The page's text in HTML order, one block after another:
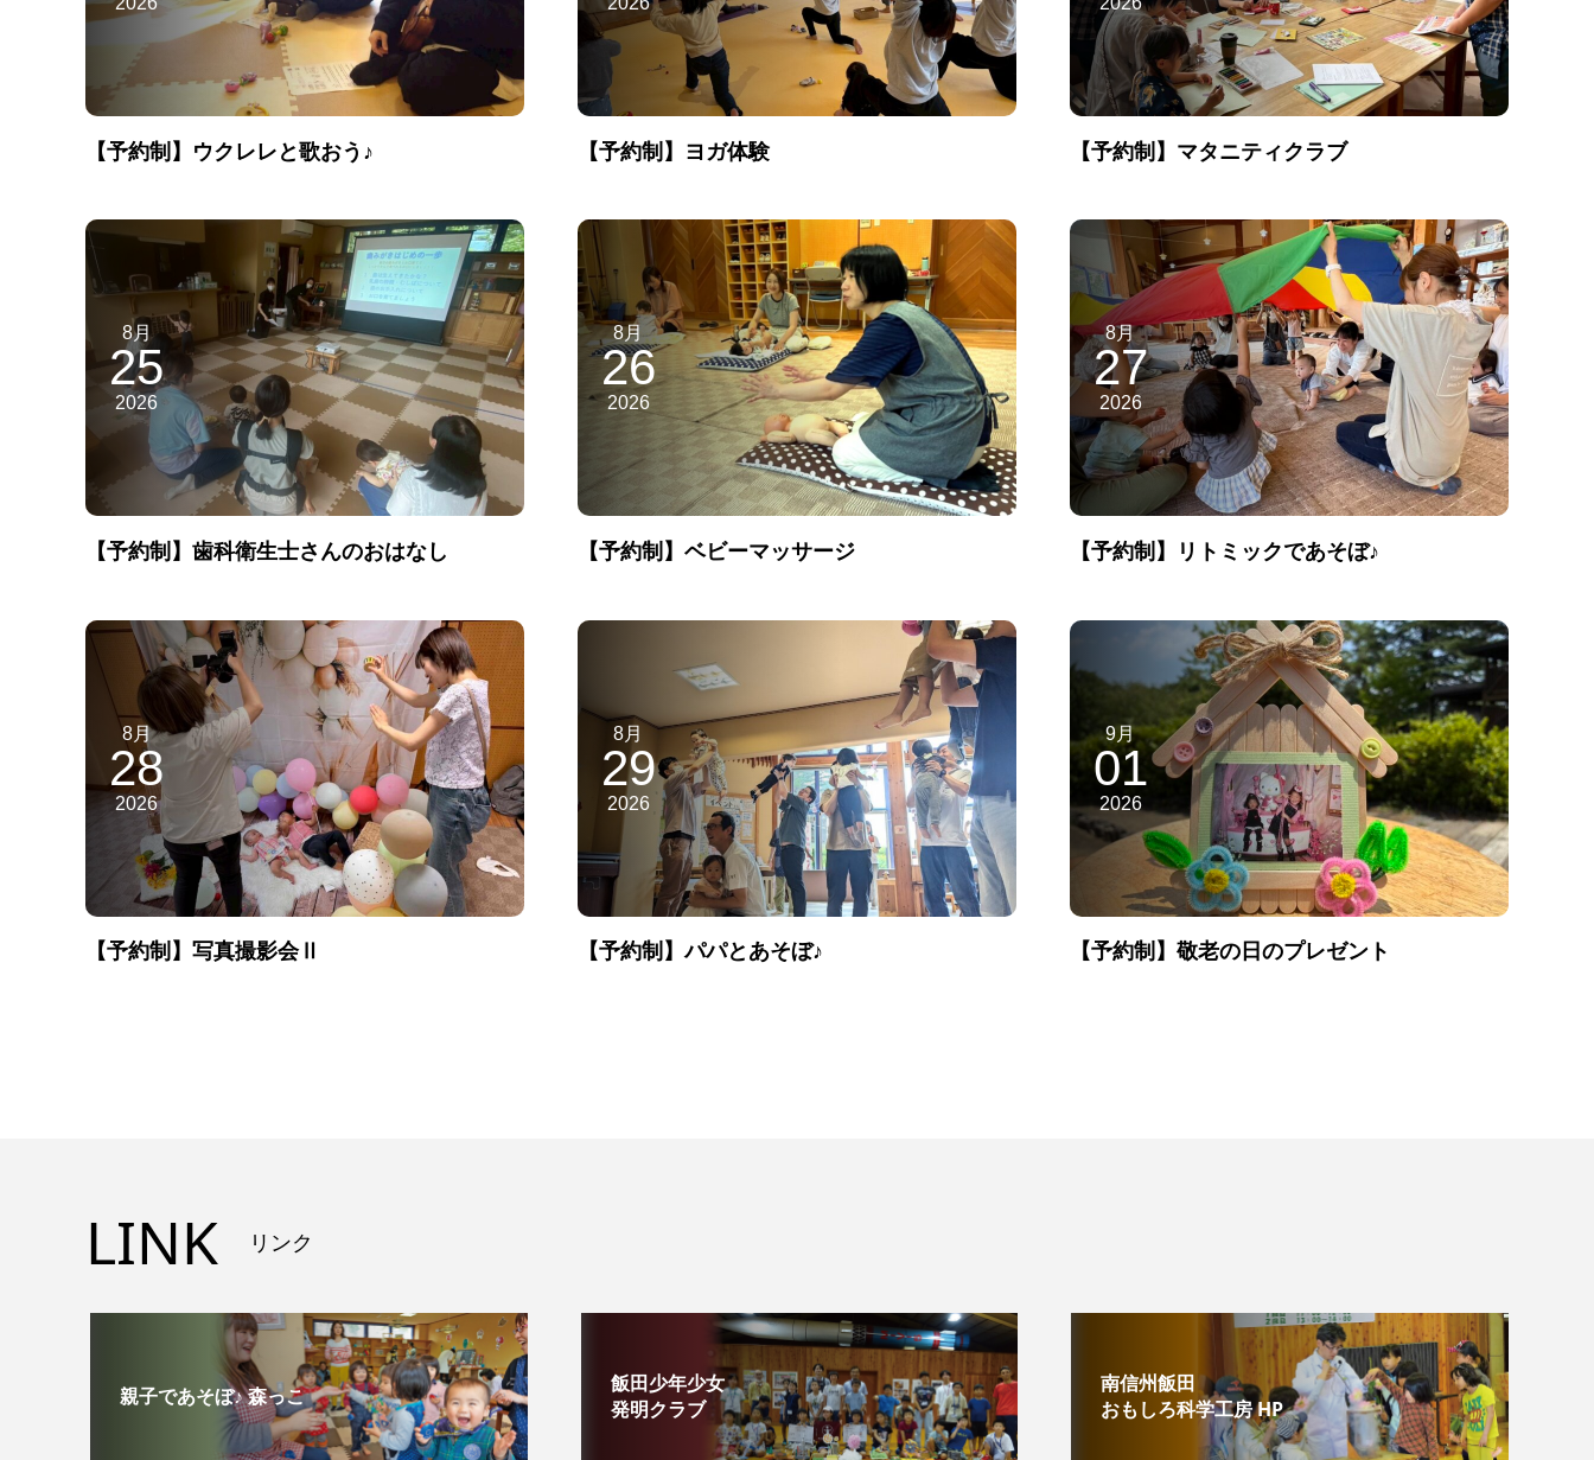
【予約制】ウクレレと歌おう♪ 【予約制】ヨガ体験 【予約制】マタニティクラブ
8月
25
2026
【予約制】歯科衛生士さんのおはなし
8月
26
2026
【予約制】ベビーマッサージ
8月
27
2026
【予約制】リトミックであそぼ♪
8月
28
2026
【予約制】写真撮影会Ⅱ
8月
29
2026
【予約制】パパとあそぼ♪
9月
01
2026
【予約制】敬老の日のプレゼント
LINK リンク
親子であそぼ♪ 森っこ
飯田少年少女
発明クラブ
南信州飯田
おもしろ科学工房 HP